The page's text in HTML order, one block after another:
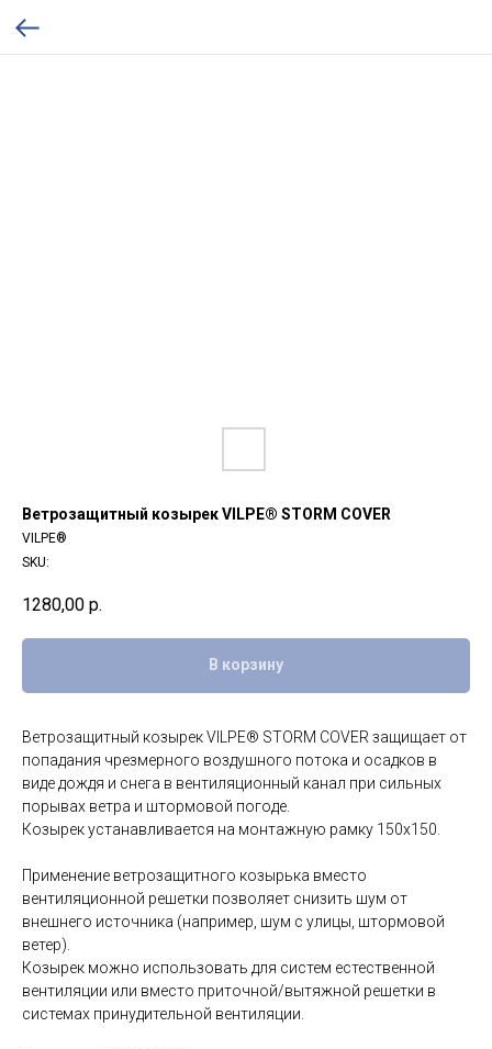
Ветрозащитный козырек VILPE® STORM COVER
VILPE®
SKU:
1280,00 р.
В корзину
Ветрозащитный козырек VILPE® STORM COVER защищает от
попадания чрезмерного воздушного потока и осадков в
виде дождя и снега в вентиляционный канал при сильных
порывах ветра и штормовой погоде.
Козырек устанавливается на монтажную рамку 150х150.
Применение ветрозащитного козырька вместо
вентиляционной решетки позволяет снизить шум от
внешнего источника (например, шум с улицы, штормовой
ветер).
Козырек можно использовать для систем естественной
вентиляции или вместо приточной/вытяжной решетки в
системах принудительной вентиляции.